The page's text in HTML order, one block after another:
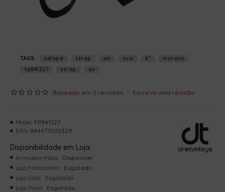
TAGS: selopa strap on oco 6"
moreno
fp841227
strap on
Baseado em 0 revisões. - Escreva uma revisão
Model: FP841227
EAN: 844477026329
Disponibilidade em Loja:
Armazem Maia:
Disponível
Loja Matosinhos:
Esgotado
Loja Gaia:
Esgotado
Loja Porto:
Esgotado